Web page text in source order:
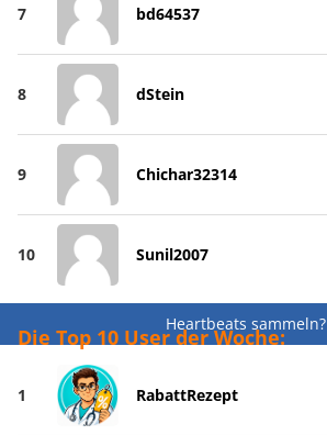
7 bd64537
8 dStein
9 Chichar32314
10 Sunil2007
Heartbeats sammeln?
Die Top 10 User der Woche:
1 RabattRezept